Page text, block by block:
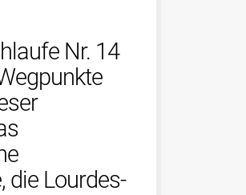
Nr. 14
die Lourdes-